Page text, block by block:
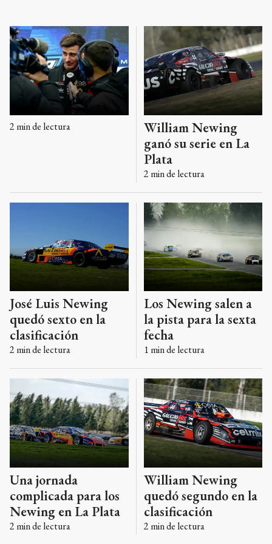
2 min de lectura
William Newing
ganó su serie en La
Plata
2 min de lectura
José Luis Newing
quedó sexto en la
clasificación
2 min de lectura
Los Newing salen a
la pista para la sexta
fecha
1 min de lectura
Una jornada
complicada para los
Newing en La Plata
2 min de lectura
William Newing
quedó segundo en la
clasificación
2 min de lectura